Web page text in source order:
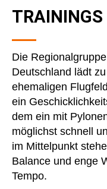
TRAININGS
Die
Deutschland lädt
ehemaligen
ein
dem ein mit
möglichst schnell
im Mittelpunkt
Balance und enge
Tempo.